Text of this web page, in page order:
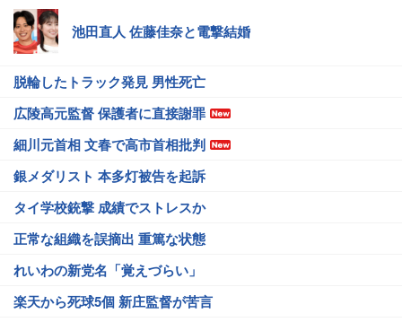
池田直人 佐藤佳奈と電撃結婚
脱輪したトラック発見 男性死亡
広陵高元監督 保護者に直接謝罪
細川元首相 文春で高市首相批判
銀メダリスト 本多灯被告を起訴
タイ学校銃撃 成績でストレスか
正常な組織を誤摘出 重篤な状態
れいわの新党名「覚えづらい」
楽天から死球5個 新庄監督が苦言